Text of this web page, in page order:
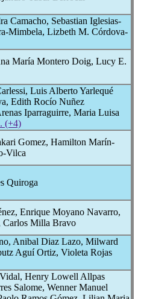
Camacho, Sebastian Iglesias-
Mimbela, Lizbeth M. Córdova-
María Montero Doig, Lucy E.
Luis Alberto Yarlequé
Edith Rocío Nuñez
Iparraguirre, Maria Luisa
(+4)
Gomez, Hamilton Marín-
Vilca
Quiroga
Enrique Moyano Navarro,
Carlos Milla Bravo
Anibal Diaz Lazo, Milward
Aguí Ortiz, Violeta Rojas
Henry Lowell Allpas
Salome, Wenner Manuel